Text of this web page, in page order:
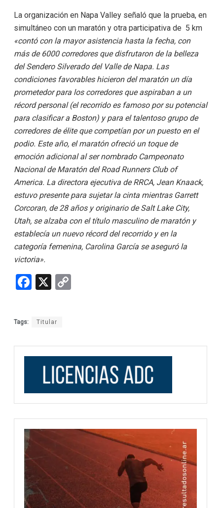
La organización en Napa Valley señaló que la prueba, en
simultáneo con un maratón y otra participativa de 5 km
«contó con la mayor asistencia hasta la fecha, con
más de 6000 corredores que disfrutaron de la belleza
del Sendero Silverado del Valle de Napa. Las
condiciones favorables hicieron del maratón un día
prometedor para los corredores que aspiraban a un
récord personal (el recorrido es famoso por su potencial
para clasificar a Boston) y para el talentoso grupo de
corredores de élite que competían por un puesto en el
podio. Este año, el maratón ofreció un toque de
emoción adicional al ser nombrado Campeonato
Nacional de Maratón del Road Runners Club of
America. La directora ejecutiva de RRCA, Jean Knaack,
estuvo presente para sujetar la cinta mientras Garrett
Corcoran, de 28 años y originario de Salt Lake City,
Utah, se alzaba con el título masculino de maratón y
establecía un nuevo récord del recorrido y en la
categoría femenina, Carolina García se aseguró la
victoria».
F
b
o
o
X C
n
k
Tags: Titular